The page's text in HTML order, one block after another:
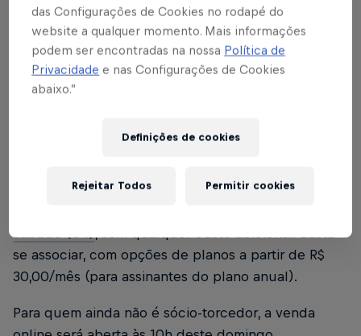
Na próxima quinta-feira (09), às 21h, o Red Bull
Bragantino entra em campo, no Nabizão, para
Sudamericana. Saiba como garantir o seu ingresso.
Experience têm prioridade e podem realizar o
sábado (04), sem qualquer custo adicional. Basta
se associar, com opções de planos a partir de R$
30,00/mês (para assinantes do plano anual).
Para quem ainda não é sócio-torcedor, a venda
das Configurações de Cookies no rodapé do
website a qualquer momento. Mais informações
podem ser encontradas na nossa Política de
Privacidade e nas Configurações de Cookies
abaixo.”
Definições de cookies
Rejeitar Todos Permitir cookies